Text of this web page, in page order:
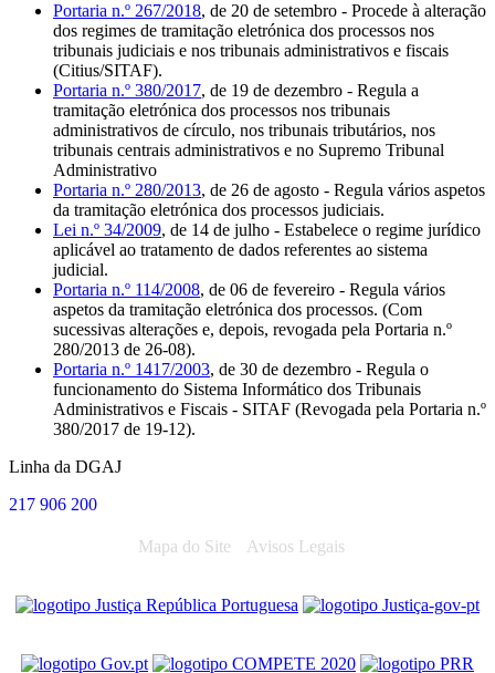
Portaria n.º 267/2018, de 20 de setembro - Procede à alteração
dos regimes de tramitação eletrónica dos processos nos
tribunais judiciais e nos tribunais administrativos e fiscais
(Citius/SITAF).
Portaria n.º 380/2017, de 19 de dezembro - Regula a
tramitação eletrónica dos processos nos tribunais
administrativos de círculo, nos tribunais tributários, nos
tribunais centrais administrativos e no Supremo Tribunal
Administrativo
Portaria n.º 280/2013, de 26 de agosto - Regula vários aspetos
da tramitação eletrónica dos processos judiciais.
Lei n.º 34/2009, de 14 de julho - Estabelece o regime jurídico
aplicável ao tratamento de dados referentes ao sistema
judicial.
Portaria n.º 114/2008, de 06 de fevereiro - Regula vários
aspetos da tramitação eletrónica dos processos. (Com
sucessivas alterações e, depois, revogada pela Portaria n.º
280/2013 de 26-08).
Portaria n.º 1417/2003, de 30 de dezembro - Regula o
funcionamento do Sistema Informático dos Tribunais
Administrativos e Fiscais - SITAF (Revogada pela Portaria n.º
380/2017 de 19-12).
Linha da DGAJ
217 906 200
Mapa do Site Avisos Legais